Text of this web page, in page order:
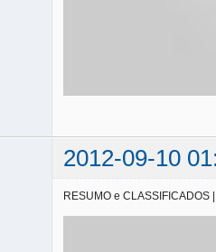
2012-09-10
RESUMO e